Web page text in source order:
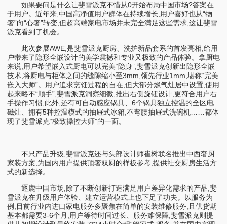
如果要问是什么让斐雪派克不惜从0开始布局中国市场?答案在
于用户。近年来,中国高净值用户群体在持续增长,用户喜好也从“物
奢”向“心奢”转变,但超高端家电市场并未完全满足这些需求,这让斐雪
派克看到了机会。
此次参展AWE,是斐雪派克厨房、洗护新品套系的首发亮相,给用
户带来了隐形全嵌设计的美学震撼和专业又极致的产品体验。拿厨电
来说,用户希望嵌入式厨电可以完美“隐身”,斐雪派克创新出隐形全嵌
技术,将厨电与柜体之间的缝隙缩小至3mm,领先行业1mm,堪称“完美
嵌入大师”。用户追求烹饪过程的自在,但大部分燃气灶居中设置,使用
起来略不“顺手”,斐雪派克洞察细微,推出右侧旋钮设计,更符合用户右
手操作习惯;此外,还有可自动感应锅具、6个锅具独立控温的全区电
磁灶、拥有5种控温模式的抽屉式冰箱,不弯腰抽屉式洗碗机……都体
现了斐雪派克“极致操控大师”的一面。
不只产品升级,斐雪派克还与头部设计师崔树联名推出中西奢厨
家装方案,为国内用户提供顶奢双厨的样板参考,提供社交厨房生活方
式的新选择。
逐鹿中国市场,除了不断创新打造满足用户差异化需求的产品,斐
雪派克在升级用户体验、建立运营模式上也下足了功夫。以服务为
例,目前行业内进口家电服务多聚焦在简单的安装维修服务,且供货期
基本都需要3-6个月,用户等待时间过长、服务难保障,斐雪派克则提